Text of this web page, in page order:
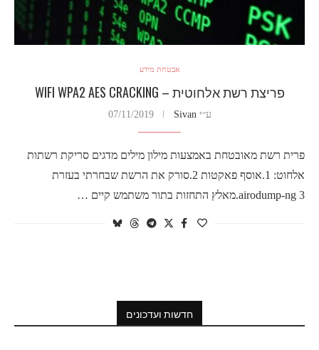
אבטחת מידע
פריצת רשת אלחוטית – WIFI WPA2 AES CRACKING
ע״י Sivan
07/11/2019
פרית רשת מאובטחת באמצעות מילון מילים מדגים סריקת רשתות
אלחוט: 1.אוסף פאקטות 2.סורק את הרשת שבחרתי בעזרת
airodump-ng 3.מאלץ התחזות בתור משתמש קיים …
חדשות ועדכונים